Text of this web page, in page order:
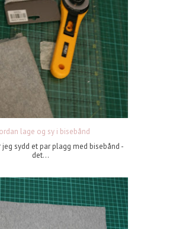
lage og sy i bisebånd
jeg sydd et par plagg med bisebånd -
det...